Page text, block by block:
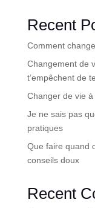
Recent
Comment
Changement de
t’empêchent de
Changer de vie
Je ne sais pas
pratiques
Que faire quand
conseils doux
Recent